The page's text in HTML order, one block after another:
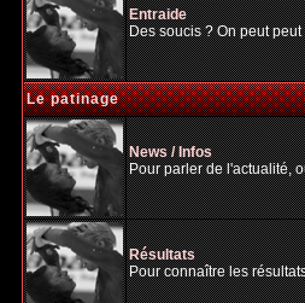
Entraide
Des soucis ? On peut
Le patinage
News / Infos
Pour parler de l'actualité,
Résultats
Pour connaître les